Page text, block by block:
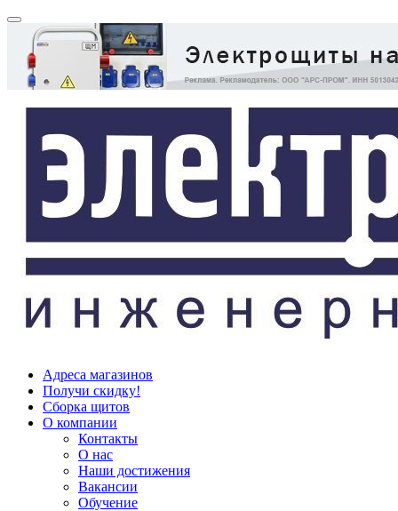
Адреса магазинов
Получи скидку!
Сборка щитов
О компании
Контакты
О нас
Наши достижения
Вакансии
Обучение